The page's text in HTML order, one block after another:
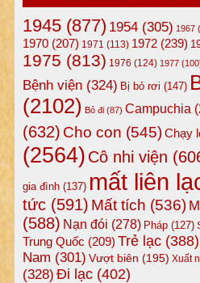
1945(877) 1954(305) 1967
1970(207) 1971 (113) 1972(239)
1975 (813) 1976 (124) 1977
Bệnh viện(324) Bị bỏ rơi (147)
(2102) Bỏ đi(87) Campuchia
(632) Cho con (545)Chạy
(2564) Cô nhi viện
gia đình(137) mất liên
tức(591) Mất tích (536)
(588) Nạn đói (278) Pháp(127)
Trung Quốc (209) Trẻ lạc(388)
Nam (301) Vượt biên (195) Xuất
(328) Đi lạc(402)